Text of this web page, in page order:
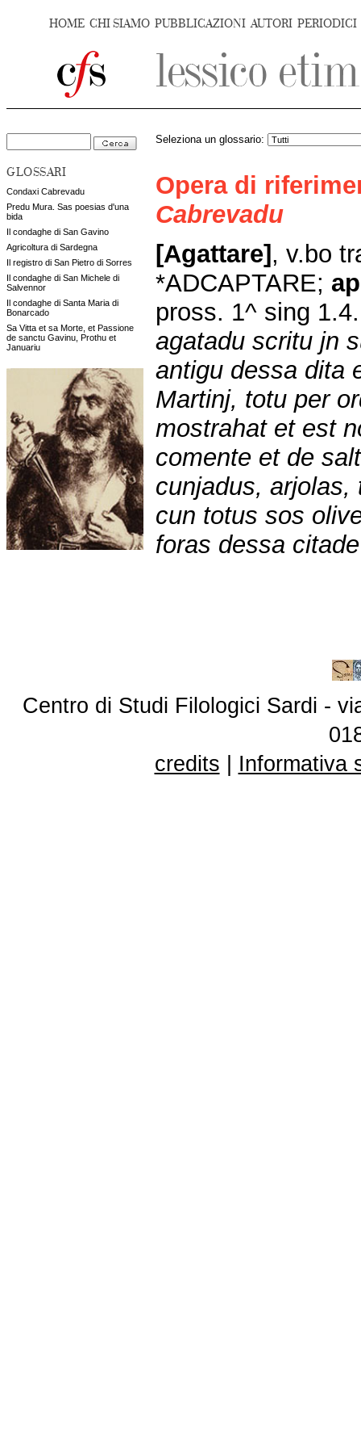
HOME CHI SIAMO PUBBLICAZIONI AUTORI PERIODICI
GLOSSARI
Condaxi Cabrevadu
Predu Mura. Sas poesias d'una
bida
Il condaghe di San Gavino
Agricoltura di Sardegna
Il registro di San Pietro di Sorres
Il condaghe di San Michele di
Salvennor
Il condaghe di Santa Maria di
Bonarcado
Sa Vitta et sa Morte, et Passione
de sanctu Gavinu, Prothu et
Januariu
Seleziona un glossario:
Opera di
Cabrevadu
[Agattare] , v.bo
*ADCAPTARE;
pross. 1^ sing
agatadu scritu jn
antigu dessa dita
Martinj, totu per
mostrahat et est
comente et de
cunjadus, arjolas,
cun totus sos
foras dessa
Centro di Studi Filologici Sardi -
credits
Informativa